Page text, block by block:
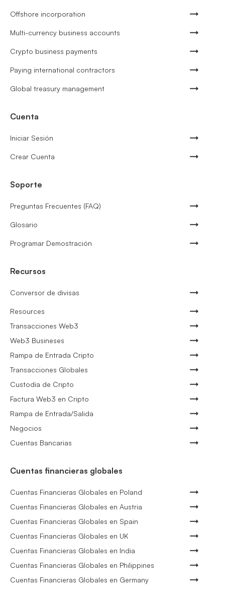
Offshore incorporation
Multi-currency business accounts
Crypto business payments
Paying international contractors
Global treasury management
Cuenta
Iniciar Sesión
Crear Cuenta
Soporte
Preguntas Frecuentes (FAQ)
Glosario
Programar Demostración
Recursos
Conversor de divisas
Resources
Transacciones Web3
Web3 Busineses
Rampa de Entrada Cripto
Transacciones Globales
Custodia de Cripto
Factura Web3 en Cripto
Rampa de Entrada/Salida
Negocios
Cuentas Bancarias
Cuentas financieras globales
Cuentas Financieras Globales en Poland
Cuentas Financieras Globales en Austria
Cuentas Financieras Globales en Spain
Cuentas Financieras Globales en UK
Cuentas Financieras Globales en India
Cuentas Financieras Globales en Philippines
Cuentas Financieras Globales en Germany